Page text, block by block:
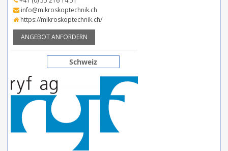
info@mikroskoptechnik.ch
https://mikroskoptechnik.ch/
ANGEBOT ANFORDERN
Schweiz